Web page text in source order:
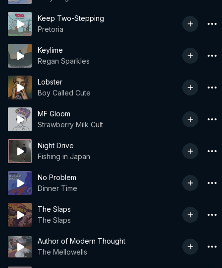
Keep Two-Stepping
Pretoria
Keylime
Regan Sparkles
Lobster
Boy Called Cute
MF Gloom
Strawberry Milk Cult
Night Drive
Fishing in Japan
No Problem
Dinner Time
The Slaps
The Slaps
Author of Modern Thought
The Mellowells